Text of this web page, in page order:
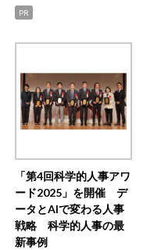
PR
「第4回科学的人事アワ
ード2025」を開催 デ
ータとAIで変わる人事
戦略 科学的人事の最
新事例